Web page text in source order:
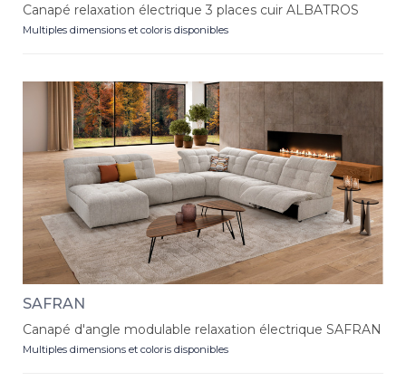
Canapé relaxation électrique 3 places cuir ALBATROS
Multiples dimensions et coloris disponibles
SAFRAN
Canapé d'angle modulable relaxation électrique SAFRAN
Multiples dimensions et coloris disponibles